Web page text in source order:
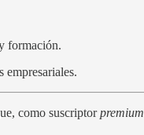
formación.
empresariales.
como suscriptorpremium